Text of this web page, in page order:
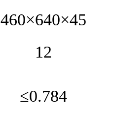
460×640×45
12
≤0.784